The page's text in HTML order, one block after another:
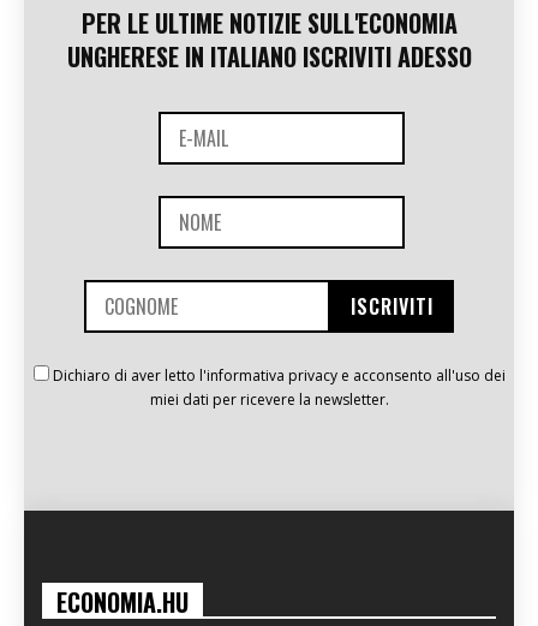
PER LE ULTIME NOTIZIE SULL'ECONOMIA
UNGHERESE IN ITALIANO ISCRIVITI ADESSO
Dichiaro di aver letto l'informativa privacy e acconsento all'uso dei
miei dati per ricevere la newsletter.
ECONOMIA.HU